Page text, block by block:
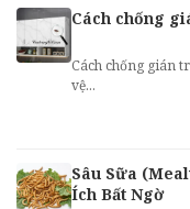
Cách chống
Cách chống gián
vệ...
Sâu Sữa
Ích Bất Ngờ